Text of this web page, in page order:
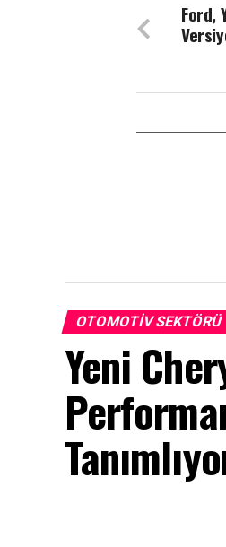
Ford,
OTOMOTIV SEKTÖRÜ
Yeni